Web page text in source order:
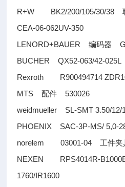
R+W BK2/200/105/30/38
CEA-06-062UV-350
LENORD+BAUER编码器
BUCHER QX52-063/42-025L
Rexroth R900494714
MTS配件 530026
weidmueller SL-SMT 3.50/12/
PHOENIX SAC-3P-MS/ 5,0-
norelem 03001-04 工件夹
NEXEN RPS4014R-
1760/IR1600